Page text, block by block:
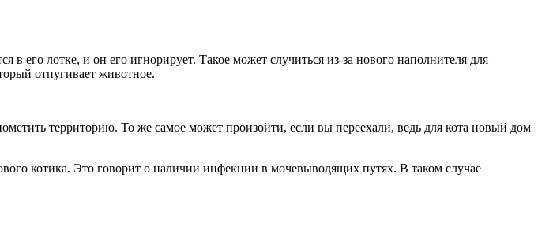
его лотке, и он его игнорирует. Такое может случиться из-за нового наполнителя для
отпугивает животное.
территорию. То же самое может произойти, если вы переехали, ведь для кота новый дом
котика. Это говорит о наличии инфекции в мочевыводящих путях. В таком случае